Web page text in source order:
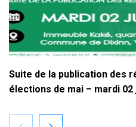
Suite de la publication des
élections de mai – mardi 02